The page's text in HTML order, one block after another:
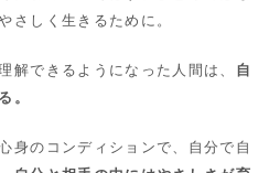
さしく生きるために。
解できるようになった人間は、 自
。
身のコンディションで、自分で自